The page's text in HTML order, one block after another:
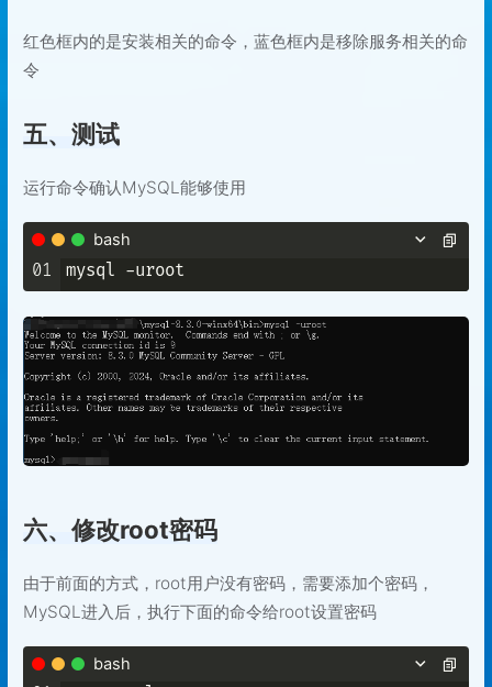
红色框内的是安装相关的命令，蓝色框内是移除服务相关的命
令
五、测试
运行命令确认MySQL能够使用
bash
01
六、修改root密码
由于前面的方式，root用户没有密码，需要添加个密码，
MySQL进入后，执行下面的命令给root设置密码
bash